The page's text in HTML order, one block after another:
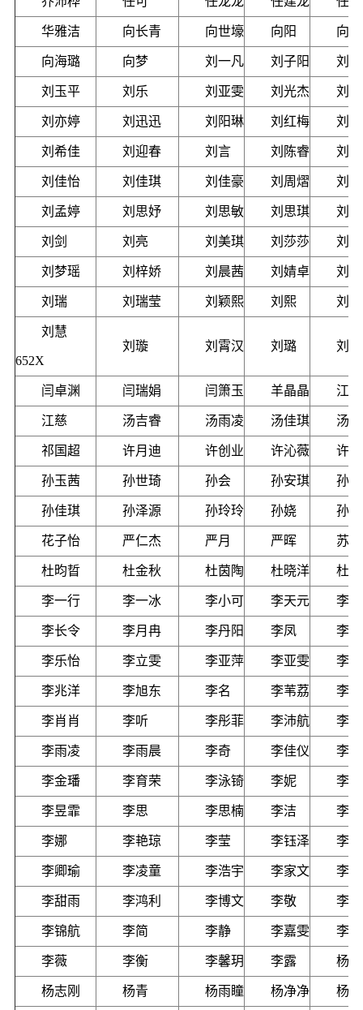
华雅洁 向长青 向世壕 向阳 向
向海璐 向梦 刘一凡 刘子阳 刘
刘玉平 刘乐 刘亚雯 刘光杰 刘
刘亦婷 刘迅迅 刘阳琳 刘红梅 刘
刘希佳 刘迎春 刘言 刘陈睿 刘青
刘佳怡 刘佳琪 刘佳豪 刘周熠 刘
刘孟婷 刘思妤 刘思敏 刘思琪 刘
刘剑 刘亮 刘美琪 刘莎莎 刘
刘梦瑶 刘梓娇 刘晨茜 刘婧卓 刘琼
刘瑞 刘瑞莹 刘颖熙 刘熙 刘
刘慧
652X
刘璇 刘霄汉 刘璐 刘
闫卓渊 闫瑞娟 闫箫玉 羊晶晶 江
江慈 汤吉睿 汤雨凌 汤佳琪 汤璇
祁国超 许月迪 许创业 许沁薇 许瑶
孙玉茜 孙世琦 孙会 孙安琪 孙
孙佳琪 孙泽源 孙玲玲 孙娆 孙
花子怡 严仁杰 严月 严晖 苏奎
杜昀晢 杜金秋 杜茵陶 杜晓洋 杜婕
李一行 李一冰 李小可 李天元 李
李长令 李月冉 李丹阳 李凤 李
李乐怡 李立雯 李亚萍 李亚雯 李
李兆洋 李旭东 李名 李苇荔 李
李肖肖 李听 李彤菲 李沛航 李
李雨凌 李雨晨 李奇 李佳仪 李
李金璠 李育荣 李泳锜 李妮 李珂
李昱霏 李思 李思楠 李洁 李
李娜 李艳琼 李莹 李钰泽 李
李卿瑜 李凌童 李浩宇 李家文 李
李甜雨 李鸿利 李博文 李敬 李
李锦航 李简 李静 李嘉雯 李
李薇 李衡 李馨玥 李露 杨
杨志刚 杨青 杨雨瞳 杨净净 杨